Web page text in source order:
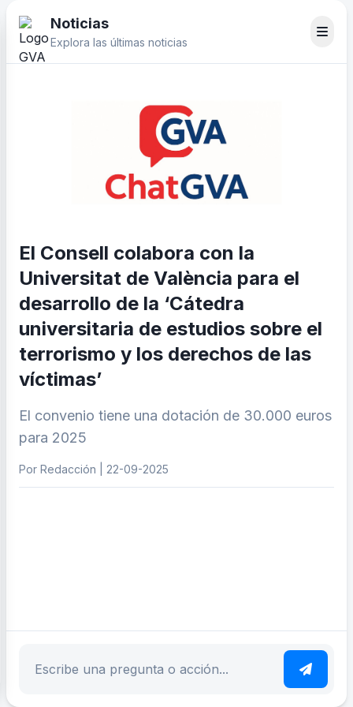
Noticias
Explora las últimas noticias
El Consell colabora con la
Universitat de València para el
desarrollo de la ‘Cátedra
universitaria de estudios sobre el
terrorismo y los derechos de las
víctimas’
El convenio tiene una dotación de 30.000 euros
para 2025
Por Redacción | 22-09-2025
Escribe tu pregunta